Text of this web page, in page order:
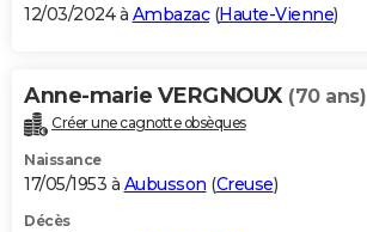
12/03/2024 à Ambazac(Haute-Vienne)
Anne-marie VERGNOUX (70 ans)
Créer une cagnotte obsèques
Naissance
17/05/1953 à Aubusson (Creuse)
Décès